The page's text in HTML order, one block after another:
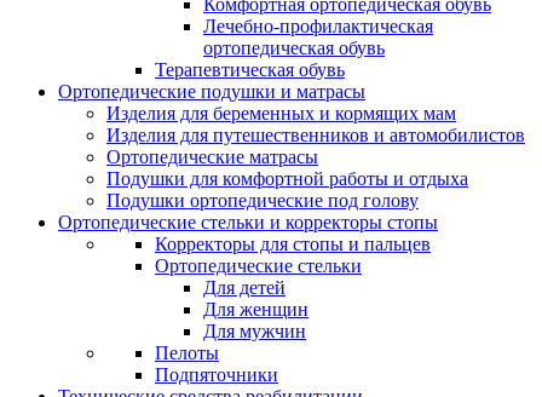
Комфортная ортопедическая обувь
Лечебно-профилактическая
ортопедическая обувь
Терапевтическая обувь
Ортопедические подушки и матрасы
Изделия для беременных и кормящих мам
Изделия для путешественников и автомобилистов
Ортопедические матрасы
Подушки для комфортной работы и отдыха
Подушки ортопедические под голову
Ортопедические стельки и корректоры стопы
Корректоры для стопы и пальцев
Ортопедические стельки
Для детей
Для женщин
Для мужчин
Пелоты
Подпяточники